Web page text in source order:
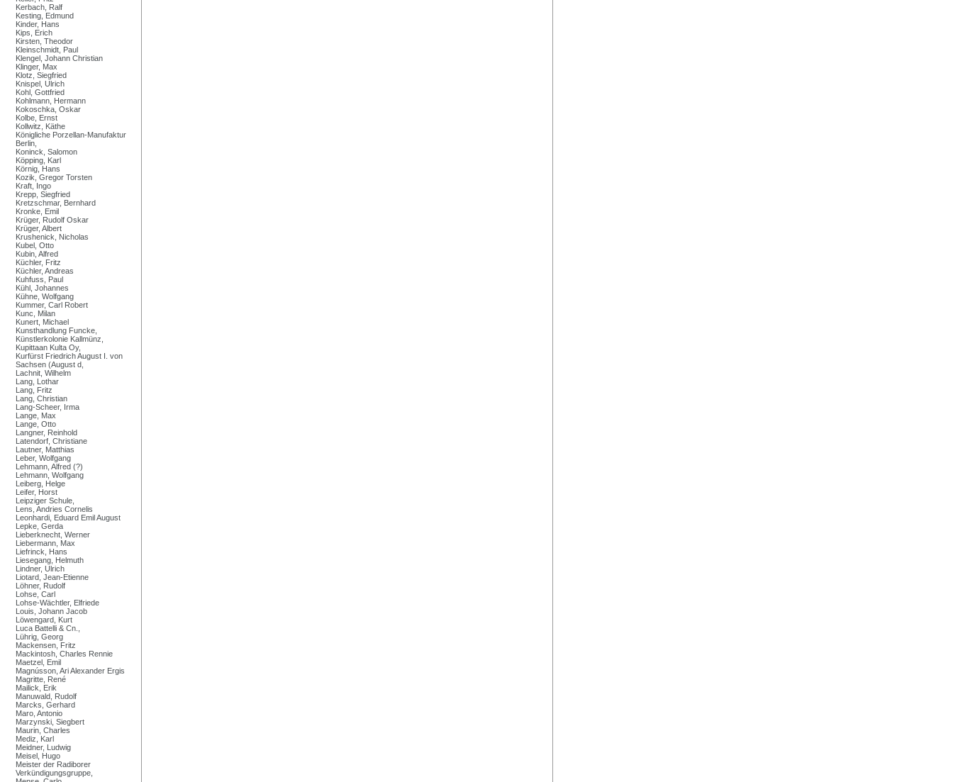
Kerbach, Ralf
Kesting, Edmund
Kinder, Hans
Kips, Erich
Kirsten, Theodor
Kleinschmidt, Paul
Klengel, Johann Christian
Klinger, Max
Klotz, Siegfried
Knispel, Ulrich
Kohl, Gottfried
Kohlmann, Hermann
Kokoschka, Oskar
Kolbe, Ernst
Kollwitz, Käthe
Königliche Porzellan-Manufaktur
Berlin,
Koninck, Salomon
Köpping, Karl
Körnig, Hans
Kozik, Gregor Torsten
Kraft, Ingo
Krepp, Siegfried
Kretzschmar, Bernhard
Kronke, Emil
Krüger, Rudolf Oskar
Krüger, Albert
Krushenick, Nicholas
Kubel, Otto
Kubin, Alfred
Küchler, Fritz
Küchler, Andreas
Kuhfuss, Paul
Kühl, Johannes
Kühne, Wolfgang
Kummer, Carl Robert
Kunc, Milan
Kunert, Michael
Kunsthandlung Funcke,
Künstlerkolonie Kallmünz,
Kupittaan Kulta Oy,
Kurfürst Friedrich August I. von
Sachsen (August d,
Lachnit, Wilhelm
Lang, Lothar
Lang, Fritz
Lang, Christian
Lang-Scheer, Irma
Lange, Max
Lange, Otto
Langner, Reinhold
Latendorf, Christiane
Lautner, Matthias
Leber, Wolfgang
Lehmann, Alfred (?)
Lehmann, Wolfgang
Leiberg, Helge
Leifer, Horst
Leipziger Schule,
Lens, Andries Cornelis
Leonhardi, Eduard Emil August
Lepke, Gerda
Lieberknecht, Werner
Liebermann, Max
Liefrinck, Hans
Liesegang, Helmuth
Lindner, Ulrich
Liotard, Jean-Etienne
Löhner, Rudolf
Lohse, Carl
Lohse-Wächtler, Elfriede
Louis, Johann Jacob
Löwengard, Kurt
Luca Battelli & Cn.,
Lührig, Georg
Mackensen, Fritz
Mackintosh, Charles Rennie
Maetzel, Emil
Magnússon, Ari Alexander Ergis
Magritte, René
Mailick, Erik
Manuwald, Rudolf
Marcks, Gerhard
Maro, Antonio
Marzynski, Siegbert
Maurin, Charles
Mediz, Karl
Meidner, Ludwig
Meisel, Hugo
Meister der Radiborer
Verkündigungsgruppe,